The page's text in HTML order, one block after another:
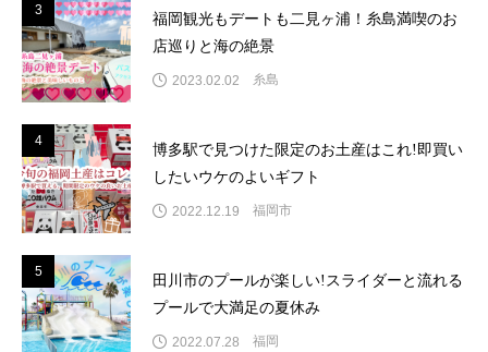
3
福岡観光もデートも二見ヶ浦！糸島満喫のお
店巡りと海の絶景
2023.02.02 糸島
4
博多駅で見つけた限定のお土産はこれ!即買い
したいウケのよいギフト
2022.12.19 福岡市
5
田川市のプールが楽しい!スライダーと流れる
プールで大満足の夏休み
2022.07.28 福岡